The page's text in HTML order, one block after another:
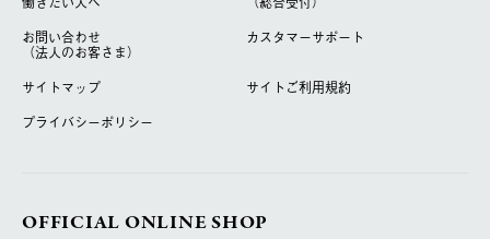
お問い合わせ
（法人のお客さま）
カスタマーサポート
サイトマップ
サイトご利用規約
プライバシーポリシー
OFFICIAL ONLINE SHOP